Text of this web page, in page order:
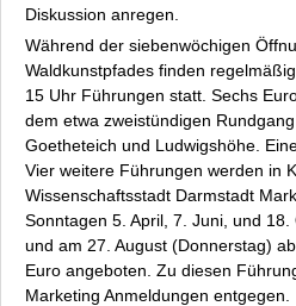
Diskussion anregen.
Während der siebenwöchigen
Waldkunstpfades finden
15 Uhr Führungen statt. Sechs
dem etwa zweistündigen
Goetheteich und Ludwigshöhe.
Vier weitere Führungen werden in
Wissenschaftsstadt Darmstadt
Sonntagen 5. April, 7. Juni, und
und am 27. August (Donnerstag)
Euro angeboten. Zu diesen
Marketing Anmeldungen entgegen.